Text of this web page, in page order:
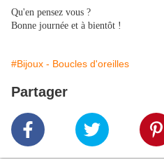
Qu'en pensez vous ?
Bonne journée et à bientôt !
#Bijoux - Boucles d'oreilles
Partager